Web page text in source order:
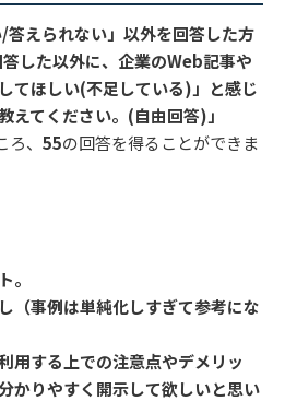
/答えられない」以外を回答した方
した以外に、企業のWeb記事や
てほしい(不足している)」と感じ
えてください。(自由回答)」
、 55の回答を得ることができま
。
（事例は単純化しすぎて参考にな
用する上での注意点やデメリッ
かりやすく開示して欲しいと思い